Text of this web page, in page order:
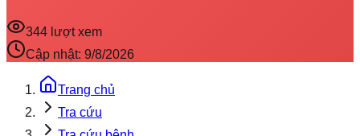
344 lượt xem
Cập nhật: 9/8/2026
Trang chủ
Tra cứu